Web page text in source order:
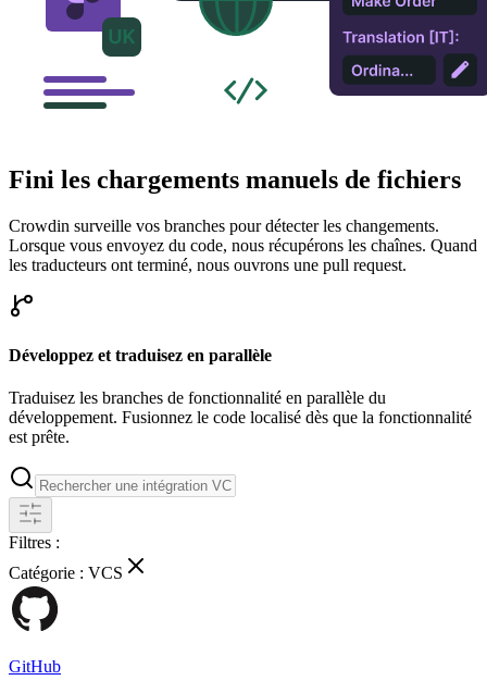
Fini les chargements manuels de fichiers
Crowdin surveille vos branches pour détecter les changements.
Lorsque vous envoyez du code, nous récupérons les chaînes. Quand
les traducteurs ont terminé, nous ouvrons une pull request.
Développez et traduisez en parallèle
Traduisez les branches de fonctionnalité en parallèle du
développement. Fusionnez le code localisé dès que la fonctionnalité
est prête.
Filtres :
Catégorie : VCS
GitHub